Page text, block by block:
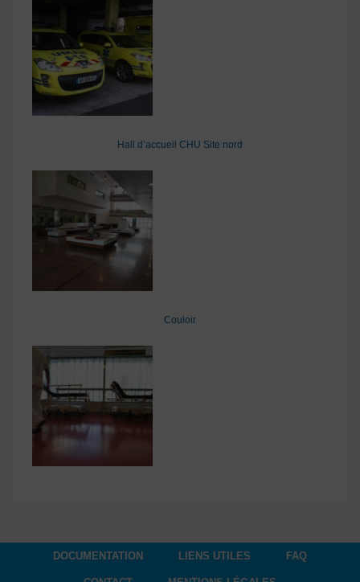
Hall d’accueil CHU Site nord
Couloir
DOCUMENTATION LIENS UTILES FAQ